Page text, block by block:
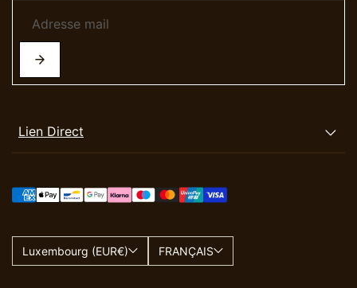
Lien Direct
Luxembourg (EUR€) FRANÇAIS